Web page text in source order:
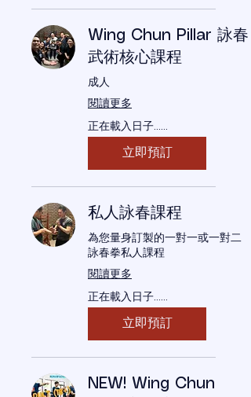
Wing Chun Pillar 詠春
武術核心課程
成人
閱讀更多
正在載入日子......
立即預訂
私人詠春課程
為您量身訂製的一對一或一對二
詠春拳私人課程
閱讀更多
正在載入日子......
立即預訂
NEW! Wing Chun